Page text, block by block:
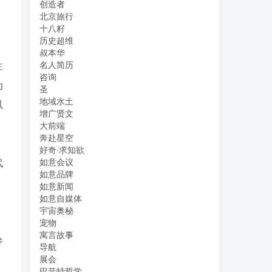
创造者
北京旅行
十八籽
历史超维
叔本华
名人简历
咨询
圣
地域水土
增广贤文
大前端
奔赴星空
好奇·求知欲
如意会议
如意品牌
如意新闻
如意自媒体
宇宙奥秘
宠物
寓言故事
导航
展会